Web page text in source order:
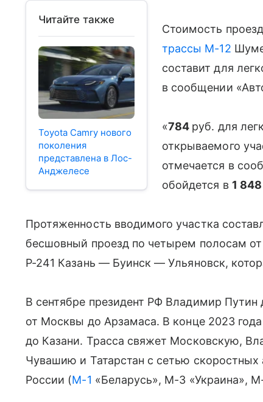
Читайте также
Toyota Camry нового
поколения
представлена в Лос-
Анджелесе
Стоимость
трассы М-12
составит для
в сообщении
«784 руб. для
открываемого
отмечается в
обойдется в 1 848
Протяженность вводимого участка
бесшовный проезд по четырем полосам
Р-241 Казань — Буинск — Ульяновск,
В сентябре президент РФ Владимир
от Москвы до Арзамаса. В конце 2023
до Казани. Трасса свяжет Московскую,
Чувашию и Татарстан с сетью
России (М-1 «Беларусь», М-3 «Украина»,